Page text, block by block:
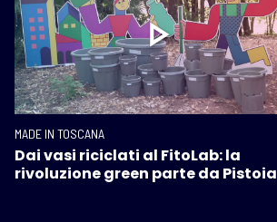
MADE IN TOSCANA
Dai vasi riciclati al FitoLab: la
rivoluzione green parte da Pistoia